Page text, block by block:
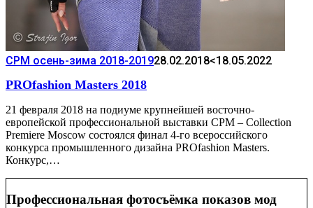
CPM осень-зима 2018-201928.02.2018<18.05.2022
PROfashion Masters 2018
21 февраля 2018 на подиуме крупнейшей восточно-
европейской профессиональной выставки CPM – Collection
Premiere Moscow состоялся финал 4-го всероссийского
конкурса промышленного дизайна PROfashion Masters.
Конкурс,…
Профессиональная фотосъёмка показов мод